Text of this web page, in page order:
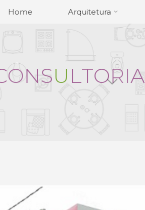
Home Arquitetura
ONSU LTORIA